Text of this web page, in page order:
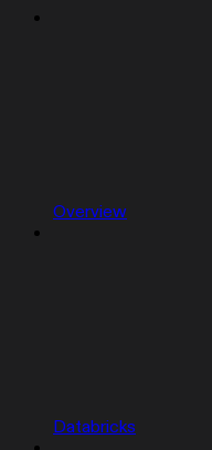
Overview
Databricks